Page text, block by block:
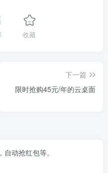
收藏
下一篇
限时抢购45元/年的云桌面
动抢红包等。